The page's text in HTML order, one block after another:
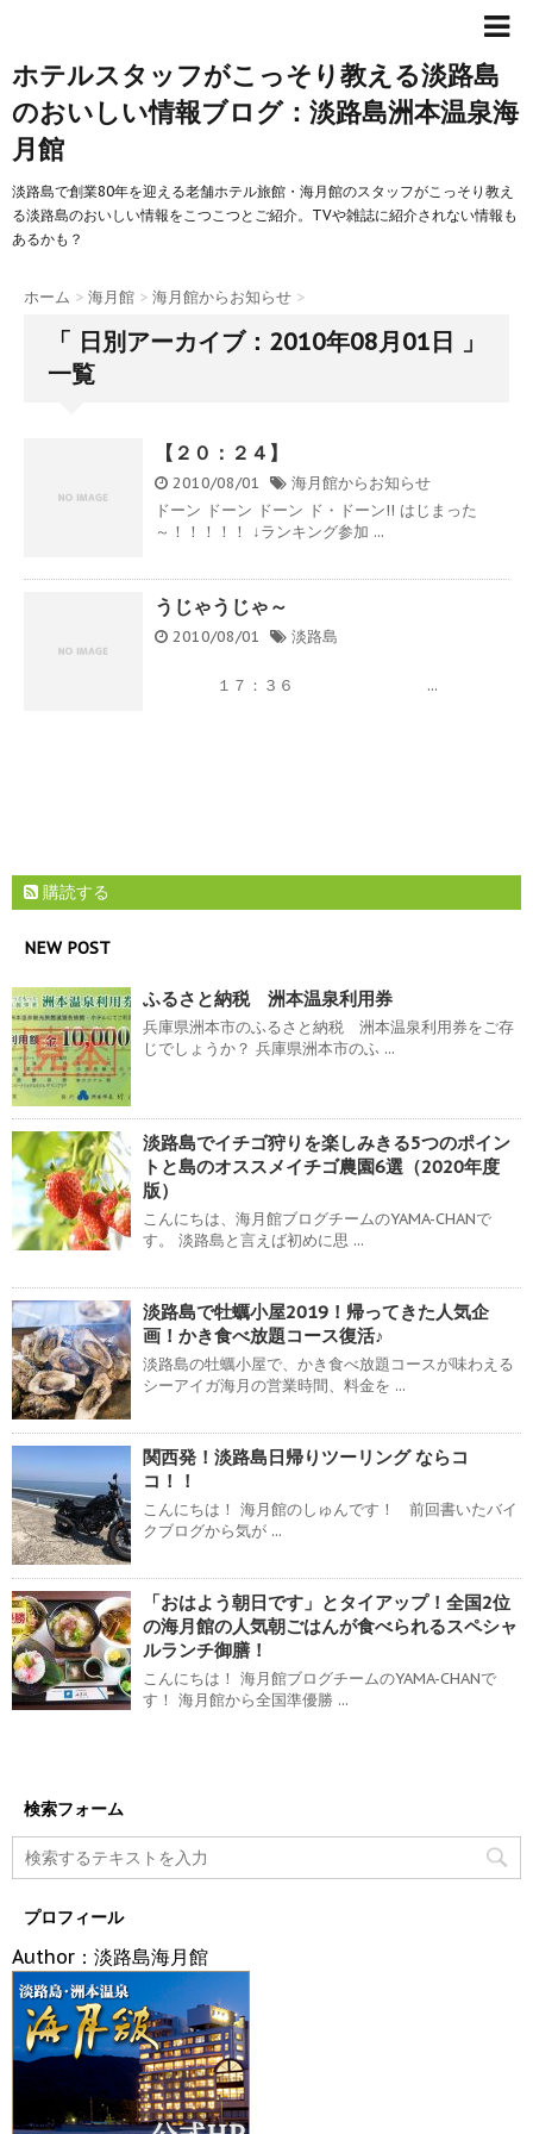
ホテルスタッフがこっそり教える淡路島
のおいしい情報ブログ：淡路島洲本温泉海
月館
淡路島で創業80年を迎える老舗ホテル旅館・海月館のスタッフがこっそり教え
る淡路島のおいしい情報をこつこつとご紹介。TVや雑誌に紹介されない情報も
あるかも？
ホーム > 海月館 > 海月館からお知らせ >
「 日別アーカイブ：2010年08月01日 」
一覧
【２０：２４】
2010/08/01
海月館からお知らせ
ドーン ドーン ドーン ド・ドーン!! はじまった
～！！！！！ ↓ランキング参加 ...
うじゃうじゃ～
2010/08/01 淡路島
１７：３６ ...
購読する
NEW POST
ふるさと納税 洲本温泉利用券
兵庫県洲本市のふるさと納税 洲本温泉利用券をご存
じでしょうか？ 兵庫県洲本市のふ ...
淡路島でイチゴ狩りを楽しみきる5つのポイン
トと島のオススメイチゴ農園6選（2020年度
版）
こんにちは、海月館ブログチームのYAMA-CHANで
す。 淡路島と言えば初めに思 ...
淡路島で牡蠣小屋2019！帰ってきた人気企
画！かき食べ放題コース復活♪
淡路島の牡蠣小屋で、かき食べ放題コースが味わえる
シーアイガ海月の営業時間、料金を ...
関西発！淡路島日帰りツーリング ならコ
コ！！
こんにちは！ 海月館のしゅんです！ 前回書いたバイ
クブログから気が ...
「おはよう朝日です」とタイアップ！全国2位
の海月館の人気朝ごはんが食べられるスペシャ
ルランチ御膳！
こんにちは！ 海月館ブログチームのYAMA-CHANで
す！ 海月館から全国準優勝 ...
検索フォーム
プロフィール
Author：淡路島海月館